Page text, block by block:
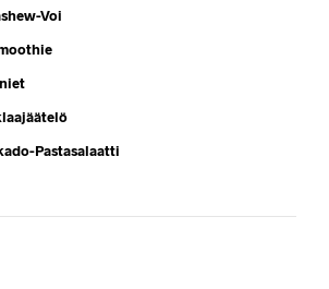
Voi
Pastasalaatti